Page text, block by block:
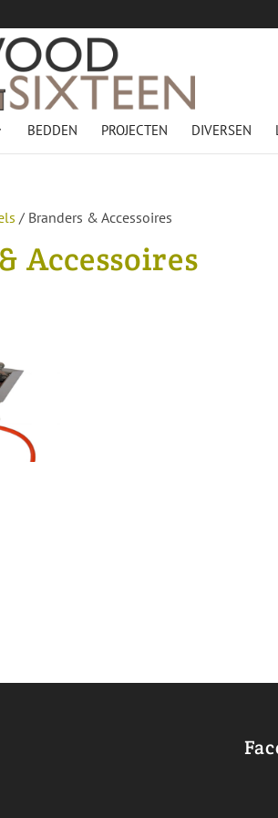
BEDDEN PROJECTEN DIVERSEN
/ Branders & Accessoires
Accessoires